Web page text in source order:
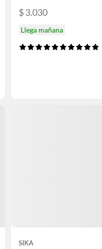
$ 3.030
Llega mañana
SIKA